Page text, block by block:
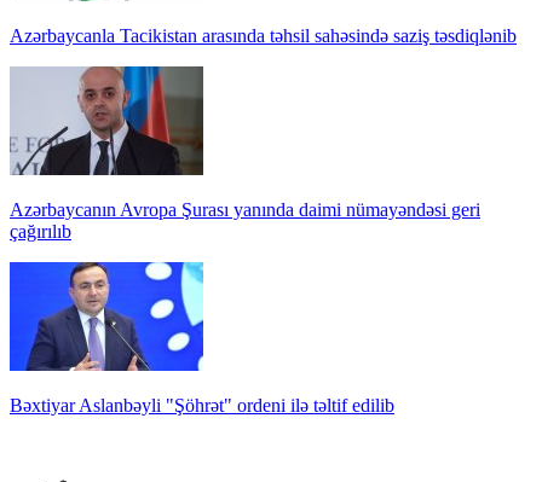
Azərbaycanla Tacikistan arasında təhsil sahəsində saziş təsdiqlənib
Azərbaycanın Avropa Şurası yanında daimi nümayəndəsi geri
çağırılıb
Bəxtiyar Aslanbəyli "Şöhrət" ordeni ilə təltif edilib